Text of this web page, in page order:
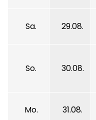
Sa. 29.08.
So. 30.08.
Mo. 31.08.